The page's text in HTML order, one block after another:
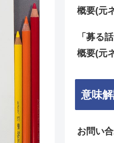
概要(元
「募る
概要(元
意味
お問い